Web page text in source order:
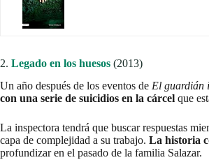
2. Legado en los huesos (2013)
Un año después de los eventos de El guardián
con una serie de suicidios en la cárcel que
La inspectora tendrá que buscar respuestas
capa de complejidad a su trabajo. La historia
profundizar en el pasado de la familia Salazar.